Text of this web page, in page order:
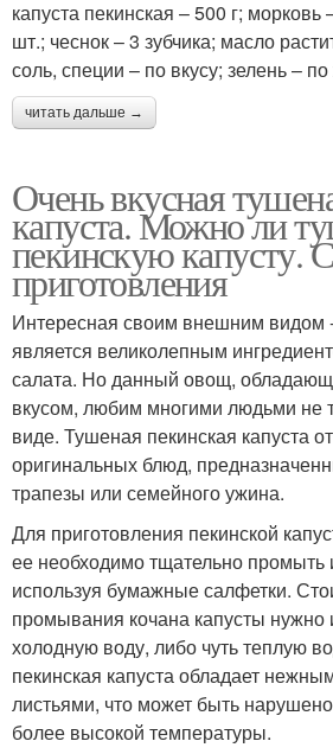
капуста пекинская – 500 г; морковь
шт.; чеснок – 3 зубчика; масло
соль, специи – по вкусу; зелень –
читать дальше →
Очень вкусная
капуста. Можно ли
пекинскую капусту.
приготовления
Интересная своим внешним видом -
является великолепным
салата. Но данный овощ,
вкусом, любим многими людьми не
виде. Тушеная пекинская капуста
оригинальных блюд,
трапезы или семейного ужина.
Для приготовления пекинской
ее необходимо тщательно промыть
используя бумажные салфетки.
промывания кочана капусты нужно
холодную воду, либо чуть теплую
пекинская капуста обладает
листьями, что может быть
более высокой температуры.